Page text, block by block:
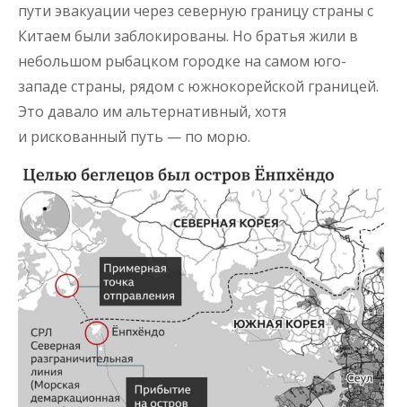
пути эвакуации через северную границу страны с
Китаем были заблокированы. Но братья жили в
небольшом рыбацком городке на самом юго-
западе страны, рядом с южнокорейской границей.
Это давало им альтернативный, хотя
и рискованный путь — по морю.